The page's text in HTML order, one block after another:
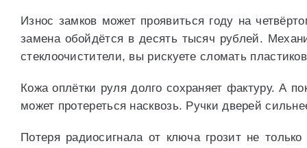
Износ замков может проявиться году на
замена обойдётся в десять тысяч рублей.
стеклоочистители, вы рискуете сломать
Кожа оплётки руля долго сохраняет фактуру. А
может протереться насквозь. Ручки дверей
Потеря радиосигнала от ключа грозит не